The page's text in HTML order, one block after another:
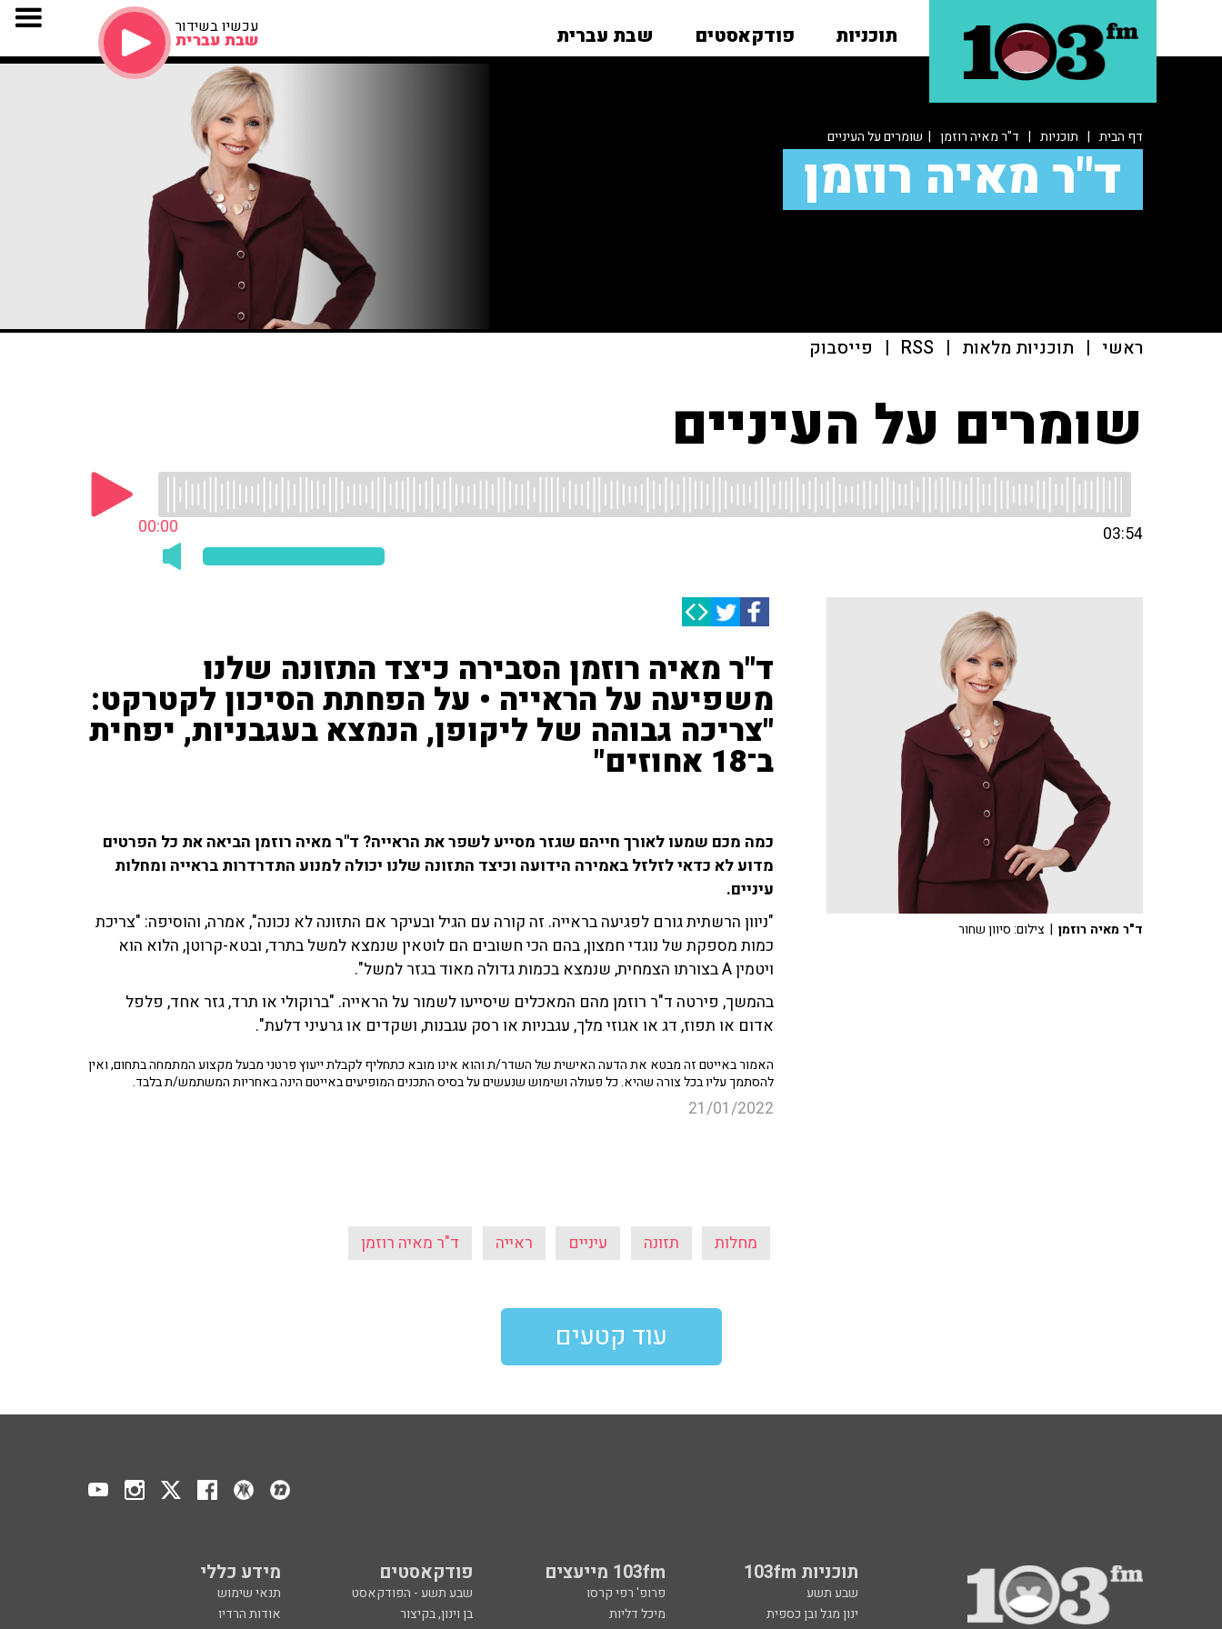
תוכניות פודקאסטים שבת עברית עכשיו בשידור
שבת עברית
דף הבית | תוכניות | ד"ר מאיה רוזמן | שומרים על העיניים
ד"ר מאיה רוזמן
ראשי | תוכניות מלאות |
RSS
| פייסבוק
שומרים על העיניים
00:00 03:54
ד"ר מאיה רוזמן הסבירה כיצד התזונה שלנו
משפיעה על הראייה • על הפחתת הסיכון לקטרקט:
"צריכה גבוהה של ליקופן, הנמצא בעגבניות, יפחית
ב־18 אחוזים"
כמה מכם שמעו לאורך חייהם שגזר מסייע לשפר את הראייה? ד"ר מאיה רוזמן הביאה את כל הפרטים
מדוע לא כדאי לזלזל באמירה הידועה וכיצד התזונה שלנו יכולה למנוע התדרדרות בראייה ומחלות
עיניים.
"ניוון הרשתית גורם לפגיעה בראייה. זה קורה עם הגיל ובעיקר אם התזונה לא נכונה", אמרה, והוסיפה: "צריכת
כמות מספקת של נוגדי חמצון, בהם הכי חשובים הם לוטאין שנמצא למשל בתרד, ובטא-קרוטן, הלוא הוא
ויטמין A בצורתו הצמחית, שנמצא בכמות גדולה מאוד בגזר למשל".
בהמשך, פירטה ד"ר רוזמן מהם המאכלים שיסייעו לשמור על הראייה. "ברוקולי או תרד, גזר אחד, פלפל
אדום או תפוז, דג או אגוזי מלך, עגבניות או רסק עגבנות, ושקדים או גרעיני דלעת".
האמור באייטם זה מבטא את הדעה האישית של השדר/ת והוא אינו מובא כתחליף לקבלת ייעוץ פרטני מבעל מקצוע המתמחה בתחום, ואין
להסתמך עליו בכל צורה שהיא. כל פעולה ושימוש שנעשים על בסיס התכנים המופיעים באייטם הינה באחריות המשתמש/ת בלבד.
21/01/2022
מחלות תזונה עיניים ראייה ד"ר מאיה רוזמן
ד"ר מאיה רוזמן | צילום: סיוון שחור
עוד קטעים
תוכניות 103fm 103fm מייעצים פודקאסטים מידע כללי
שבע תשע פרופ' רפי קרסו שבע תשע - הפודקאסט
תנאי שימוש
ינון מגל ובן כספית
מיכל דליות בן וינון, בקיצור
אודות הרדיו